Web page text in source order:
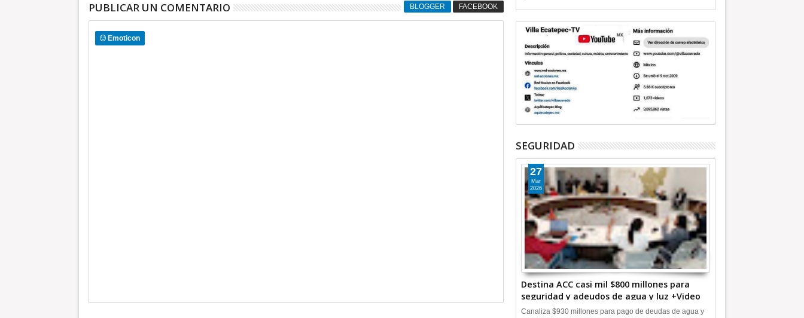
PUBLICAR UN COMENTARIO BLOGGER FACEBOOK
Emoticon
SEGURIDAD
Destina ACC casi mil $800 millones para
seguridad y adeudos de agua y luz +Video
27
Mar
2026
Canaliza $930 millones para pago de deudas de agua y